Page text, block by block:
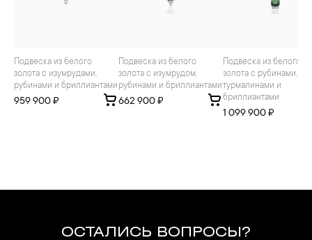
Подвеска из белого
золота с изумрудами,
рубинами и бриллиантами
959 900 ₽
Подвеска из белого
золота с изумрудом,
рубинами и бриллиантами
662 900 ₽
Подвеска из белого
золота с рубинами,
турмалинами и
бриллиантами
1 099 900 ₽
ОСТАЛИСЬ ВОПРОСЫ?